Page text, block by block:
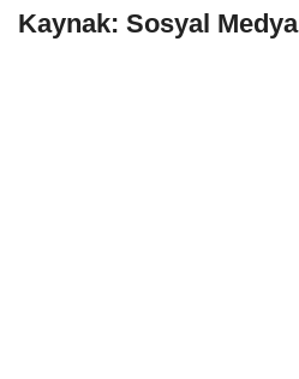
Kaynak: Sosyal Medya